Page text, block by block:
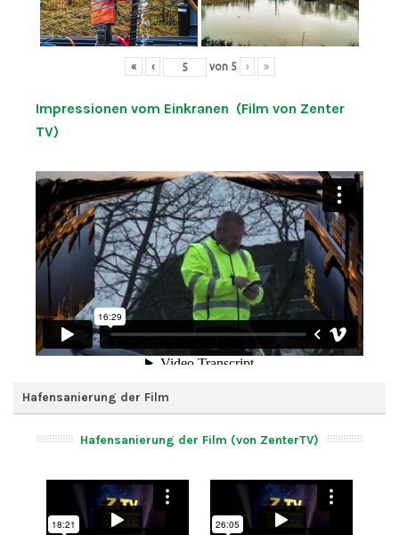
« ‹ von 5 › »
Impressionen vom Einkranen (Film von Zenter
TV)
Hafensanierung der Film
Hafensanierung der Film (von ZenterTV)